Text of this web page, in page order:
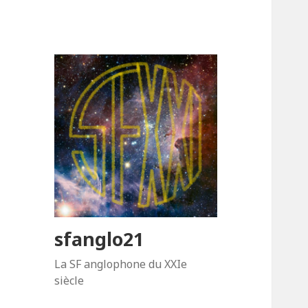
sfanglo21
La SF anglophone du XXIe
siècle